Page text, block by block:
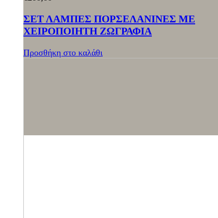
ΣΕΤ ΛΑΜΠΕΣ ΠΟΡΣΕΛΑΝΙΝΕΣ ΜΕ
ΧΕΙΡΟΠΟΙΗΤΗ ΖΩΓΡΑΦΙΑ
Προσθήκη στο καλάθι